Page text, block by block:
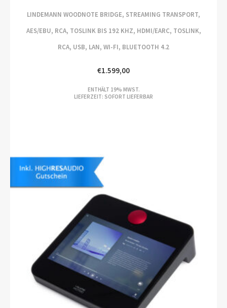
LINDEMANN WOODNOTE BRIDGE, STREAMING TRANSPORT,
AES/EBU, RCA, TOSLINK BIS 192 KHZ, HDMI/EARC, TOSLINK,
RCA, USB, LAN, WI-FI, BLUETOOTH 4.2
€1.599,00
ENTHÄLT 19% MWST.
LIEFERZEIT: SOFORT LIEFERBAR